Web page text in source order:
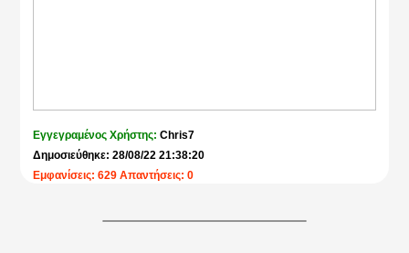
Εγγεγραμένος Χρήστης:Chris7
Δημοσιεύθηκε: 28/08/22 21:38:20
Εμφανίσεις: 629 Απαντήσεις: 0